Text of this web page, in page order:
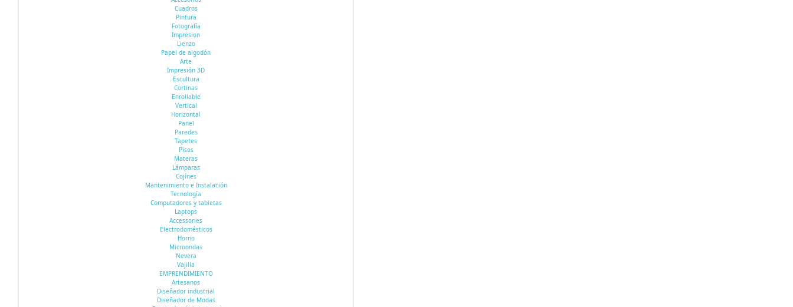
Cuadros
Pintura
Fotografía
Impresion
Lienzo
Papel de algodón
Arte
Impresión 3D
Escultura
Cortinas
Enrollable
Vertical
Horizontal
Panel
Paredes
Tapetes
Pisos
Materas
Lámparas
Cojínes
Mantenimiento e Instalación
Tecnología
Computadores y tabletas
Laptops
Accessories
Electrodomésticos
Horno
Microondas
Nevera
Vajilla
EMPRENDIMIENTO
Artesanos
Diseñador industrial
Diseñador de Modas